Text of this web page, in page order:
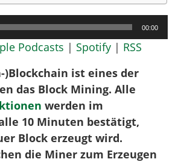
00:00
Podcasts | Spotify | RSS
)Blockchain ist eines der
das Block Mining. Alle
werden im
10 Minuten bestätigt,
Block erzeugt wird.
die Miner zum Erzeugen